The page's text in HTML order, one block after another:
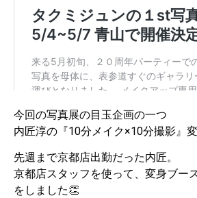
今回の写真展の目玉企画の一つ
内匠淳の『10分メイク×10分撮影』
先週まで京都店出勤だった内匠。
京都店スタッフを使って、変身ブー
をしました👏